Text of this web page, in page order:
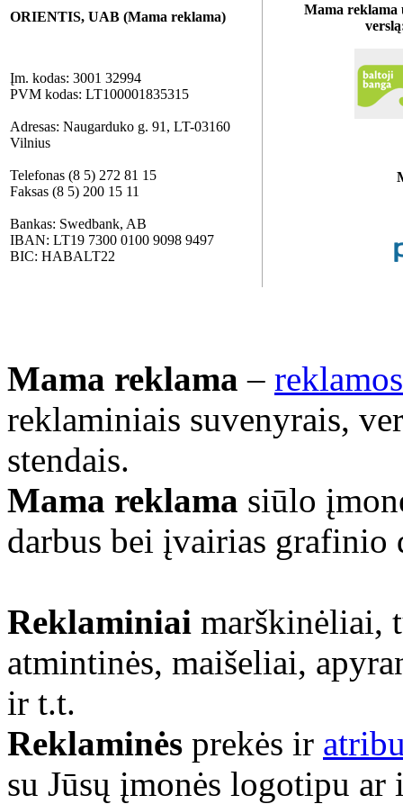
ORIENTIS, UAB (Mama reklama)
Įm. kodas: 3001 32994
PVM kodas: LT100001835315
Adresas: Naugarduko g. 91, LT-03160
Vilnius
Telefonas (8 5) 272 81 15
Faksas (8 5) 200 15 11
Bankas: Swedbank, AB
IBAN: LT19 7300 0100 9098 9497
BIC: HABALT22
Mama reklama
Mama reklama –
reklaminiais suvenyrais,
stendais.
Mama reklama siūlo
darbus bei įvairias grafinio
Reklaminiai marškinėliai,
atmintinės, maišeliai,
ir t.t.
Reklaminės prekės ir
su Jūsų įmonės logotipu